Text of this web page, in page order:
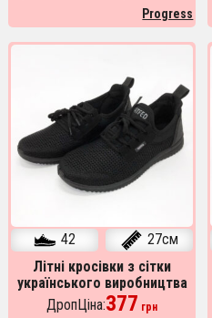
Progress
42
27см
Літні кросівки з сітки
українського виробництва
чорного кольору 42р 27см
ДропЦіна:377 грн